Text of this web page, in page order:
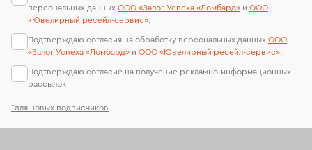
*для новых подписчиков
персональных данных ООО «Залог Успеха «Ломбард» и ООО
«Ювелирный ресейл-сервиc».
Подтверждаю согласия на обработку персональных данных ООО
«Залог Успеха «Ломбард» и ООО «Ювелирный ресейл-сервиc».
Подтверждаю согласие на получение рекламно-информационных
рассылок